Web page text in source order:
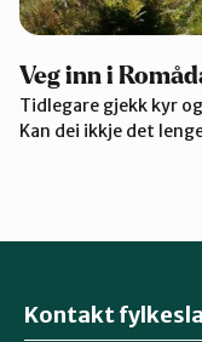
Veg inn i
Tidlegare gjekk kyr
Kan dei ikkje det
Kontakt